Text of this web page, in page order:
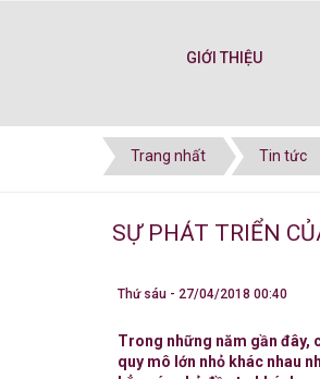
GIỚI THIỆU
Trang nhất Tin tức
SỰ PHÁT TRIỂN
Thứ sáu - 27/04/2018 00:40
Trong những năm gần đây,
quy mô lớn nhỏ khác nhau